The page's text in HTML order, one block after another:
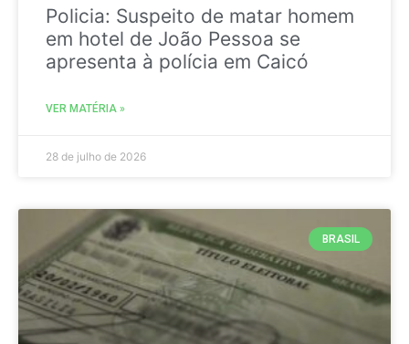
Policia: Suspeito de matar homem
em hotel de João Pessoa se
apresenta à polícia em Caicó
VER MATÉRIA »
28 de julho de 2026
BRASIL